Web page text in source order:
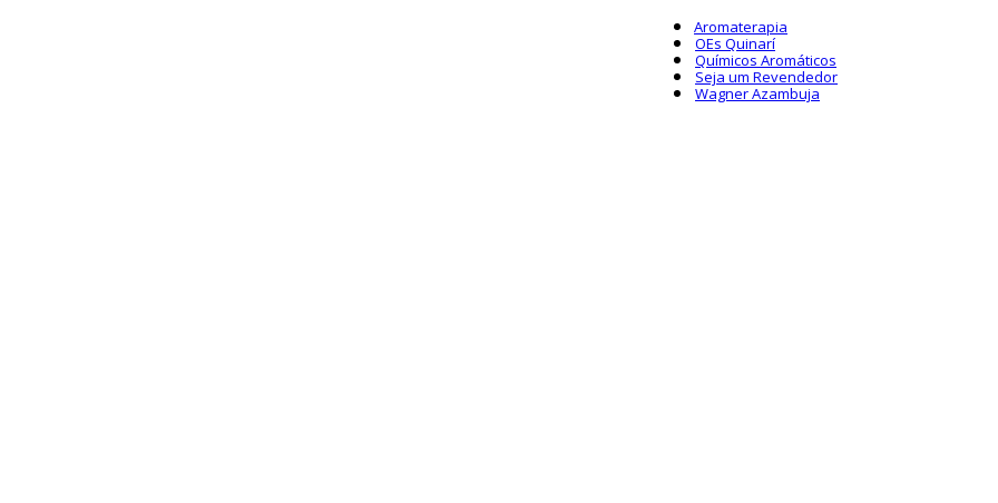
Aromaterapia
OEs Quinarí
Químicos Aromáticos
Seja um Revendedor
Wagner Azambuja